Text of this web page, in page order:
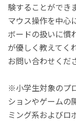
験することができ
マウス操作を中心
ボードの扱いに慣
が優しく教えてく
お問い合わせくだ
※小学生対象のプ
ションやゲームの
ミング系およびロ